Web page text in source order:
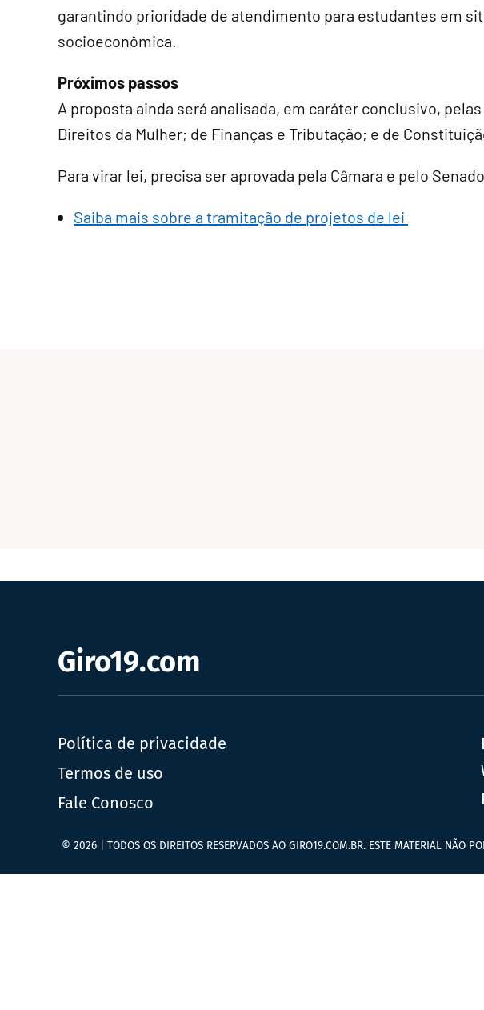
garantindo prioridade de atendimento para estudantes em
socioeconômica.
Próximos passos
A proposta ainda será analisada, em caráter conclusivo,
Direitos da Mulher; de Finanças e Tributação; e de
Para virar lei, precisa ser aprovada pela Câmara e pelo
Saiba mais sobre a tramitação de projetos de lei
Giro19.com
Política de privacidade
Termos de uso
Fale Conosco
© 2026 | TODOS OS DIREITOS RESERVADOS AO GIRO19.COM.BR. ESTE MATERIAL NÃO